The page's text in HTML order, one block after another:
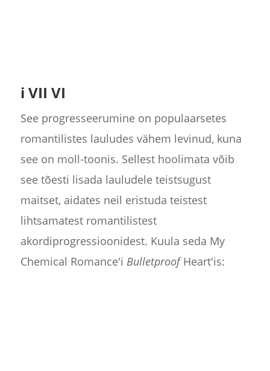
i VII VI
See progresseerumine on populaarsetes
romantilistes lauludes vähem levinud, kuna
see on moll-toonis. Sellest hoolimata võib
see tõesti lisada lauludele teistsugust
maitset, aidates neil eristuda teistest
lihtsamatest romantilistest
akordiprogressioonidest. Kuula seda My
Chemical Romance'i BulletproofHeart'is: